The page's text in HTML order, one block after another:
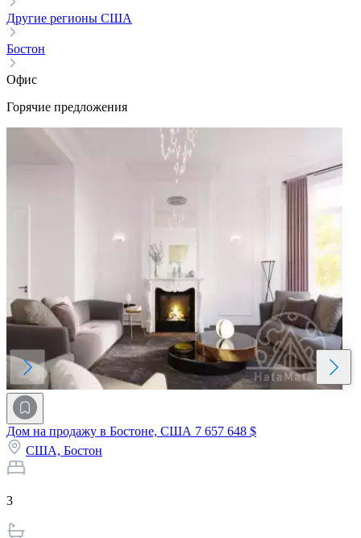
Другие регионы США
Бостон
Офис
Горячие предложения
Дом на продажу в Бостоне, США 7 657 648 $
США, Бостон
3